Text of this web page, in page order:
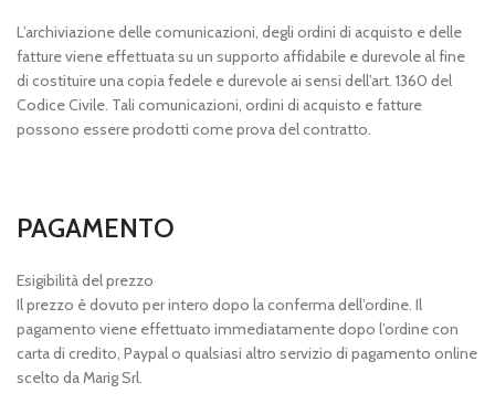
L’archiviazione delle comunicazioni, degli ordini di acquisto e delle
fatture viene effettuata su un supporto affidabile e durevole al fine
di costituire una copia fedele e durevole ai sensi dell’art. 1360 del
Codice Civile. Tali comunicazioni, ordini di acquisto e fatture
possono essere prodotti come prova del contratto.
PAGAMENTO
Esigibilità del prezzo
Il prezzo è dovuto per intero dopo la conferma dell’ordine. Il
pagamento viene effettuato immediatamente dopo l’ordine con
carta di credito, Paypal o qualsiasi altro servizio di pagamento online
scelto da Marig Srl.